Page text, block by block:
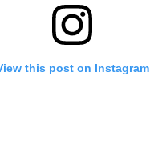
this post on Instagram